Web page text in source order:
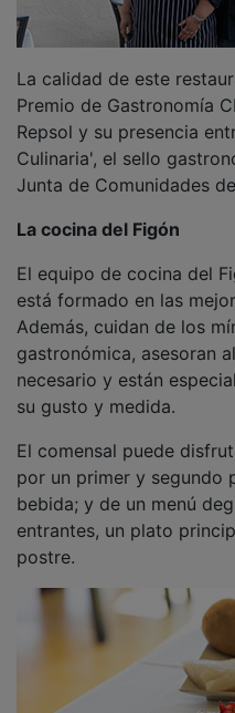
Premio de Gastronomía
Repsol y su presencia
Culinaria', el sello
Junta de Comunidades
está formado en las
Además, cuidan de los
gastronómica, asesoran
necesario y están
su gusto y medida.
por un primer y segundo
bebida; y de un menú
entrantes, un plato
postre.